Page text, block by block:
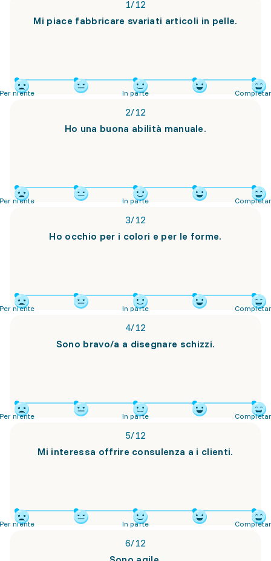
1/12
Mi piace fabbricare svariati articoli in pelle.
niente In parte
2/12
Ho una buona abilità manuale.
niente In parte
3/12
Ho occhio per i colori e per le forme.
niente In parte
4/12
Sono bravo/a a disegnare schizzi.
niente In parte
5/12
Mi interessa offrire consulenza a i clienti.
niente In parte
6/12